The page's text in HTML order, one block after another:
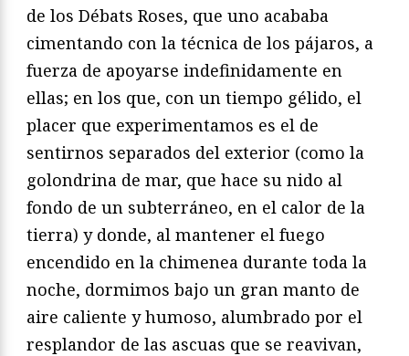
de los Débats Roses, que uno acababa
cimentando con la técnica de los pájaros, a
fuerza de apoyarse indefinidamente en
ellas; en los que, con un tiempo gélido, el
placer que experimentamos es el de
sentirnos separados del exterior (como la
golondrina de mar, que hace su nido al
fondo de un subterráneo, en el calor de la
tierra) y donde, al mantener el fuego
encendido en la chimenea durante toda la
noche, dormimos bajo un gran manto de
aire caliente y humoso, alumbrado por el
resplandor de las ascuas que se reavivan,